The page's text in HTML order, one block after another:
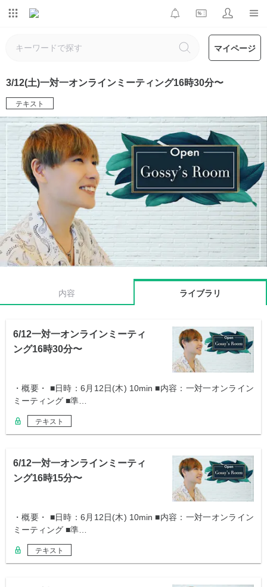
マイページ
3/12(土)一対一オンラインミーティング16時30分〜
テキスト
内容 ライブラリ
6/12一対一オンラインミーティ
ング16時30分〜
・概要・ ■日時：6月12日(木) 10min ■内容：一対一オンライン
ミーティング ■準…
テキスト
6/12一対一オンラインミーティ
ング16時15分〜
・概要・ ■日時：6月12日(木) 10min ■内容：一対一オンライン
ミーティング ■準…
テキスト